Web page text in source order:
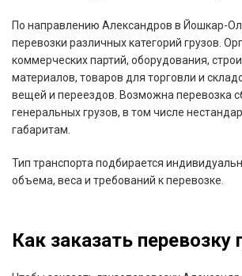
По направлению Александров в Йошкар-
перевозки различных категорий грузов.
коммерческих партий, оборудования,
материалов, товаров для торговли и
вещей и переездов. Возможна перевозка
генеральных грузов, в том числе
габаритам.
Тип транспорта подбирается
объема, веса и требований к перевозке.
Как заказать перевозку